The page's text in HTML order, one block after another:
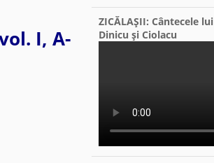
I, A-
ZICĂLAŞII: Cântecele lui
Dinicu şi Ciolacu